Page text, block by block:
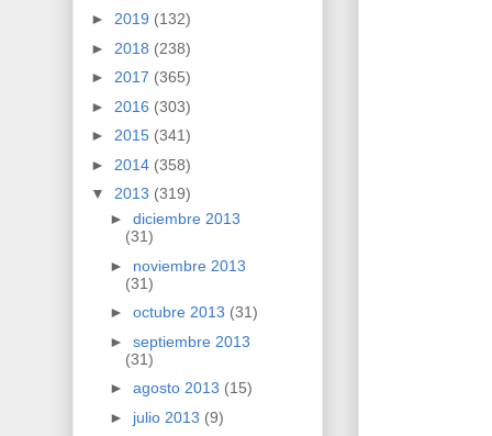
► 2019 (132)
► 2018 (238)
► 2017 (365)
► 2016 (303)
► 2015 (341)
► 2014 (358)
▼ 2013 (319)
► diciembre 2013
(31)
► noviembre 2013
(31)
► octubre 2013 (31)
► septiembre 2013
(31)
► agosto 2013 (15)
► julio 2013 (9)